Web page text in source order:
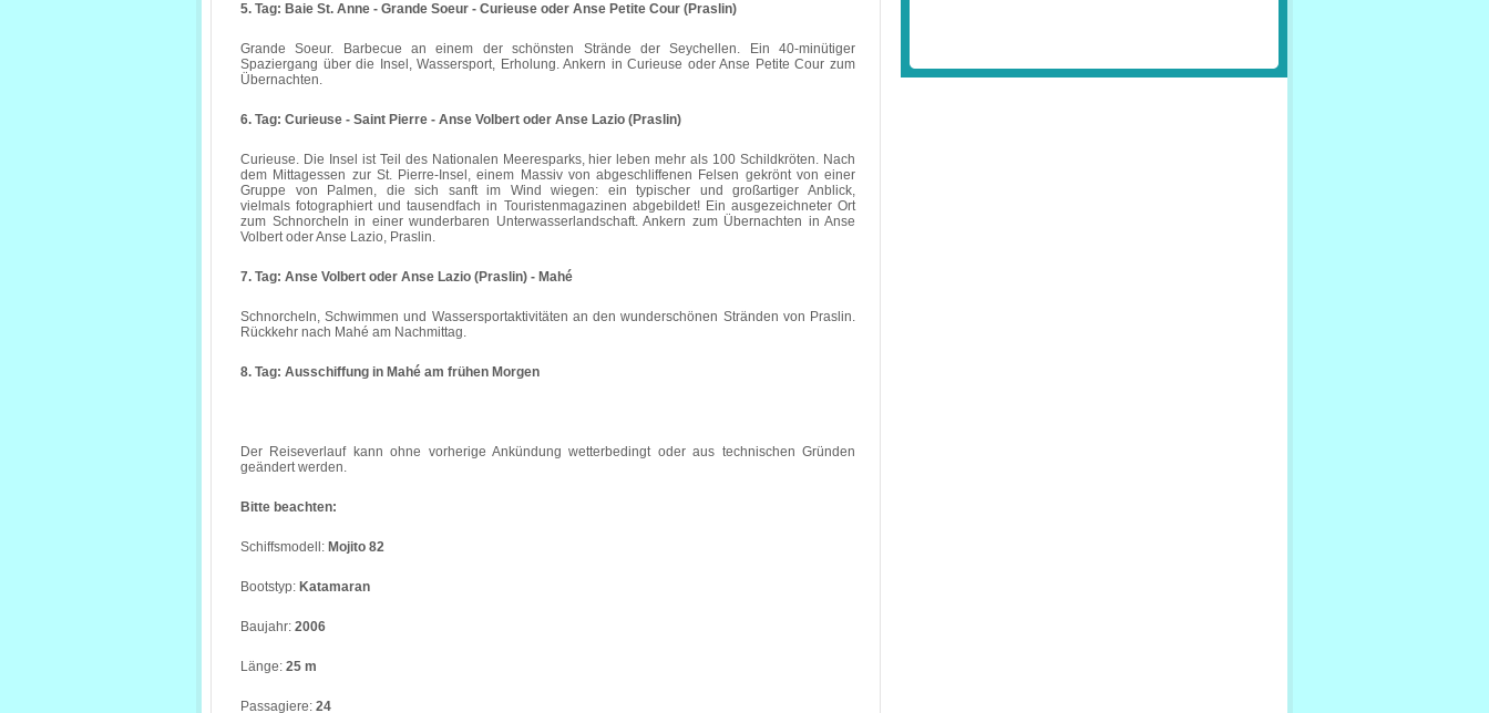
5. Tag: Baie St. Anne - Grande Soeur - Curieuse oder Anse Petite Cour (Praslin)
Grande Soeur. Barbecue an einem der schönsten Strände der Seychellen. Ein 40-minütiger
Spaziergang über die Insel, Wassersport, Erholung. Ankern in Curieuse oder Anse Petite Cour zum
Übernachten.
6. Tag: Curieuse - Saint Pierre - Anse Volbert oder Anse Lazio (Praslin)
Curieuse. Die Insel ist Teil des Nationalen Meeresparks, hier leben mehr als 100 Schildkröten. Nach
dem Mittagessen zur St. Pierre-Insel, einem Massiv von abgeschliffenen Felsen gekrönt von einer
Gruppe von Palmen, die sich sanft im Wind wiegen: ein typischer und großartiger Anblick,
vielmals fotographiert und tausendfach in Touristenmagazinen abgebildet! Ein ausgezeichneter Ort
zum Schnorcheln in einer wunderbaren Unterwasserlandschaft. Ankern zum Übernachten in Anse
Volbert oder Anse Lazio, Praslin.
7. Tag: Anse Volbert oder Anse Lazio (Praslin) - Mahé
Schnorcheln, Schwimmen und Wassersportaktivitäten an den wunderschönen Stränden von Praslin.
Rückkehr nach Mahé am Nachmittag.
8. Tag: Ausschiffung in Mahé am frühen Morgen
Der Reiseverlauf kann ohne vorherige Ankündung wetterbedingt oder aus technischen Gründen
geändert werden.
Bitte beachten:
Schiffsmodell: Mojito 82
Bootstyp: Katamaran
Baujahr: 2006
Länge: 25 m
Passagiere: 24